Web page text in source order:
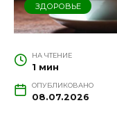
ЗДОРОВЬЕ
НА ЧТЕНИЕ
1 мин
ОПУБЛИКОВАНО
08.07.2026